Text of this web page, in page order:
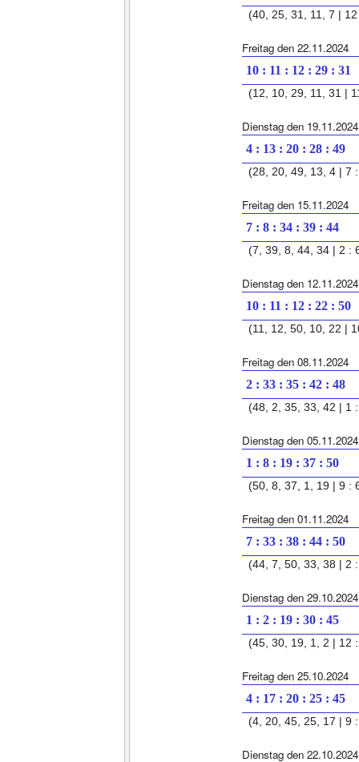
(40, 25, 31, 11, 7 |
Freitag den 22.11.2024
10 : 11 : 12 : 29 : 31
(12, 10, 29, 11, 31 |
Dienstag den 19.11.2024
4 : 13 : 20 : 28 : 49
(28, 20, 49, 13, 4 | 7
Freitag den 15.11.2024
7 : 8 : 34 : 39 : 44
(7, 39, 8, 44, 34 | 2 :
Dienstag den 12.11.2024
10 : 11 : 12 : 22 : 50
(11, 12, 50, 10, 22 |
Freitag den 08.11.2024
2 : 33 : 35 : 42 : 48
(48, 2, 35, 33, 42 | 1
Dienstag den 05.11.2024
1 : 8 : 19 : 37 : 50
(50, 8, 37, 1, 19 | 9 :
Freitag den 01.11.2024
7 : 33 : 38 : 44 : 50
(44, 7, 50, 33, 38 | 2
Dienstag den 29.10.2024
1 : 2 : 19 : 30 : 45
(45, 30, 19, 1, 2 | 12
Freitag den 25.10.2024
4 : 17 : 20 : 25 : 45
(4, 20, 45, 25, 17 | 9
Dienstag den 22.10.2024